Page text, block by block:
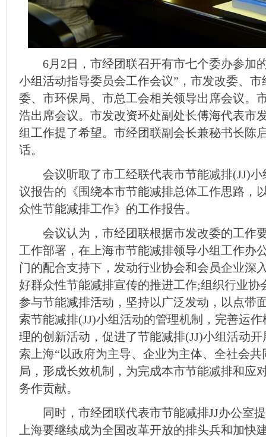
6月2日，市经团联召开有市七个委办参加的
小组活动指导委员会工作会议”，市发改委、
委、市环保局、市总工会相关领导出席会议。
浩出席会议。市发改资环处副处长傅海代表市
组工作提了希望。市经团联副会长兼秘书长陈
话。
会议听取了市工经联代表市节能减排(JJ)小
议报告的《围绕本市节能减排总体工作思路，
众性节能减排工作》的工作报告。
会议认为，市经团联根据市发改委的工作
工作部署，在上海市节能减排领导小组工作办
门的配合支持下，发动行业协会和会员企业深
好群众性节能减排宣传的推进工作;组织行业协
参与节能减排活动，坚持以广泛发动，以点带
索节能减排(JJ)小组活动的管理机制，完善运
理的创新活动，促进了节能减排(JJ)小组活动
索上海“以政府为主导、企业为主体、全社会
局，形成长效机制，为完成本市节能减排和应
务作贡献。
同时，市经团联代表市节能减排JJ办公室提
上海要继续成为全国改革开放的排头兵和加快